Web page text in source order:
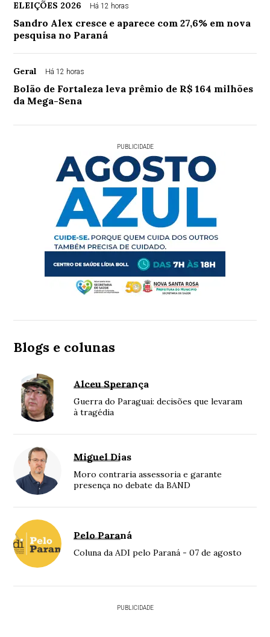
ELEIÇÕES 2026 Há 12 horas
Sandro Alex cresce e aparece com 27,6% em nova
pesquisa no Paraná
Geral Há 12 horas
Bolão de Fortaleza leva prêmio de R$ 164 milhões
da Mega-Sena
PUBLICIDADE
Blogs e colunas
Alceu Sperança
Guerra do Paraguai: decisões que levaram
à tragédia
Miguel Dias
Moro contraria assessoria e garante
presença no debate da BAND
Pelo Paraná
Coluna da ADI pelo Paraná - 07 de agosto
PUBLICIDADE